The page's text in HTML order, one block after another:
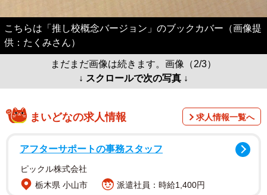
こちらは「推し校概念バージョン」のブックカバー（画像提
供：たくみさん）
まだまだ画像は続きます。画像（2/3）
↓ スクロールで次の写真 ↓
まいどなの求人情報 求人情報一覧へ
アフターサポートの事務スタッフ
ピックル株式会社
栃木県 小山市
派遣社員：時給1,400円